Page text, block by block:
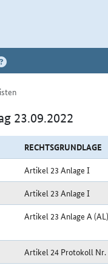
23.09.2022
RECHTSGRUNDLAGE
Artikel 23 Anlage I
Artikel 23 Anlage I
Artikel 23 Anlage A (AL)
Artikel 24 Protokoll Nr.